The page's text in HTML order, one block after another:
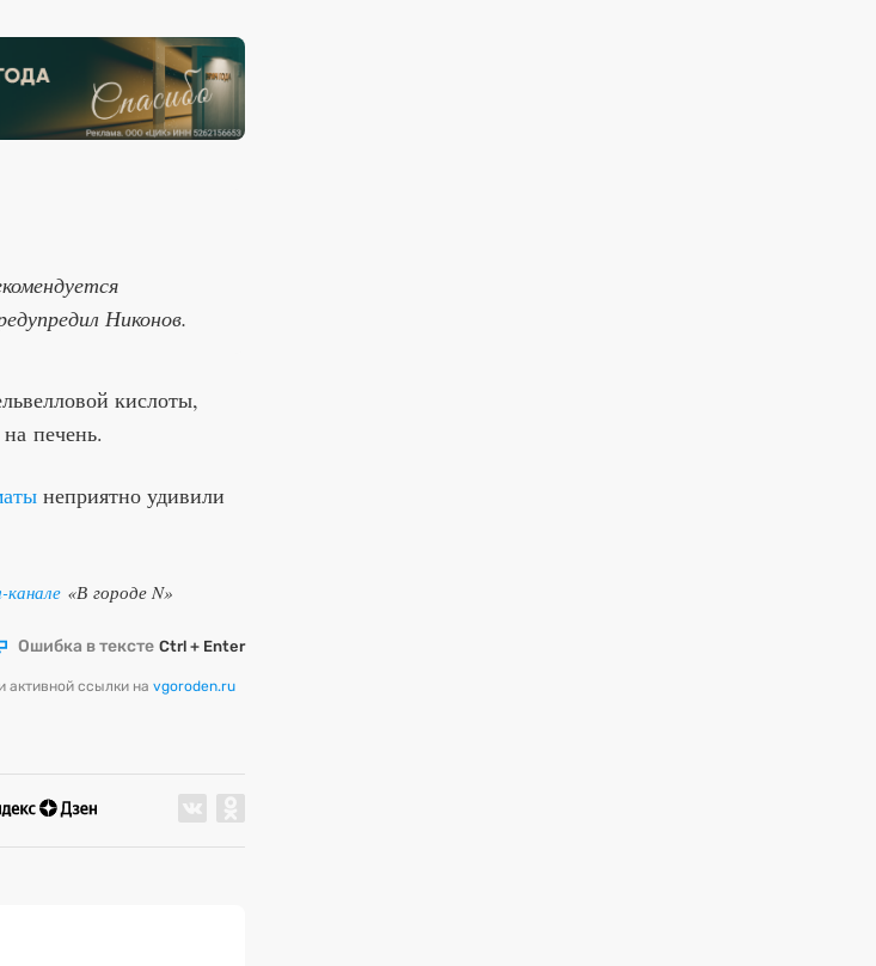
Никонов.
кислоты,
печень.
неприятно удивили
канале «В городе N»
Ошибка в тексте Ctrl + Enter
активной ссылки на vgoroden.ru